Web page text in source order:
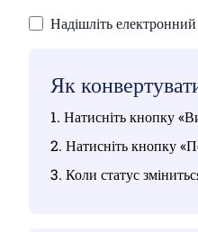
Надішліть
Як
1. Натисніть кнопку
2. Натисніть кнопку
3. Коли статус